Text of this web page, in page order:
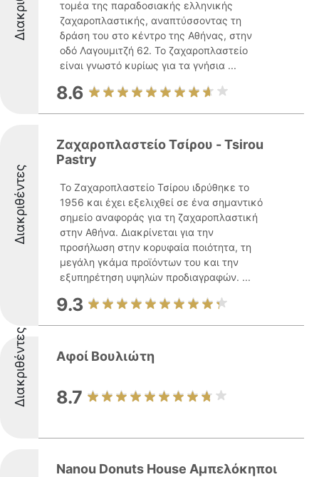
τομέα της παραδοσιακής ελληνικής
ζαχαροπλαστικής, αναπτύσσοντας τη
δράση του στο κέντρο της Αθήνας, στην
οδό Λαγουμιτζή 62. Το ζαχαροπλαστείο
είναι γνωστό κυρίως για τα γνήσια ...
8.6
Διακριθέντες
Ζαχαροπλαστείο Τσίρου - Tsirou
Pastry
Το Ζαχαροπλαστείο Τσίρου ιδρύθηκε το
1956 και έχει εξελιχθεί σε ένα σημαντικό
σημείο αναφοράς για τη ζαχαροπλαστική
στην Αθήνα. Διακρίνεται για την
προσήλωση στην κορυφαία ποιότητα, τη
μεγάλη γκάμα προϊόντων του και την
εξυπηρέτηση υψηλών προδιαγραφών. ...
9.3
Διακριθέντες Αφοί Βουλιώτη
8.7
Nanou Donuts House Αμπελόκηποι